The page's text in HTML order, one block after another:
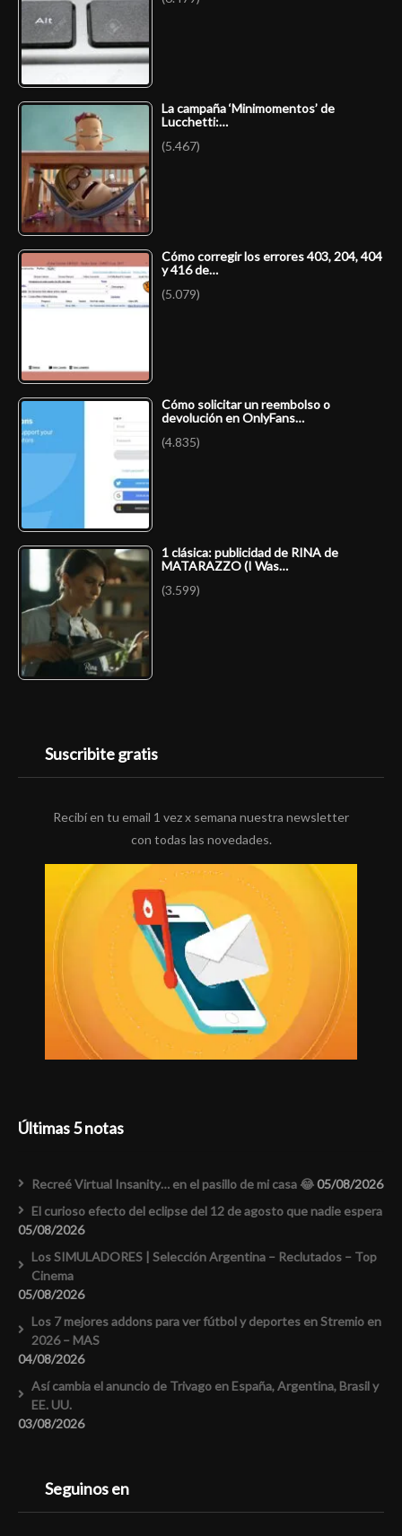
La campaña ‘Minimomentos’ de
Lucchetti:…
(5.467)
Cómo corregir los errores 403, 204, 404
y 416 de…
(5.079)
Cómo solicitar un reembolso o
devolución en OnlyFans…
(4.835)
1 clásica: publicidad de RINA de
MATARAZZO (I Was…
(3.599)
Suscribite gratis
Recibí en tu email 1 vez x semana nuestra newsletter
con todas las novedades.
Últimas 5 notas
Recreé Virtual Insanity… en el pasillo de mi casa 😂05/08/2026
El curioso efecto del eclipse del 12 de agosto que nadie espera
05/08/2026
Los SIMULADORES | Selección Argentina – Reclutados – Top
Cinema
05/08/2026
Los 7 mejores addons para ver fútbol y deportes en Stremio en
2026 – MAS
04/08/2026
Así cambia el anuncio de Trivago en España, Argentina, Brasil y
EE. UU.
03/08/2026
Seguinos en